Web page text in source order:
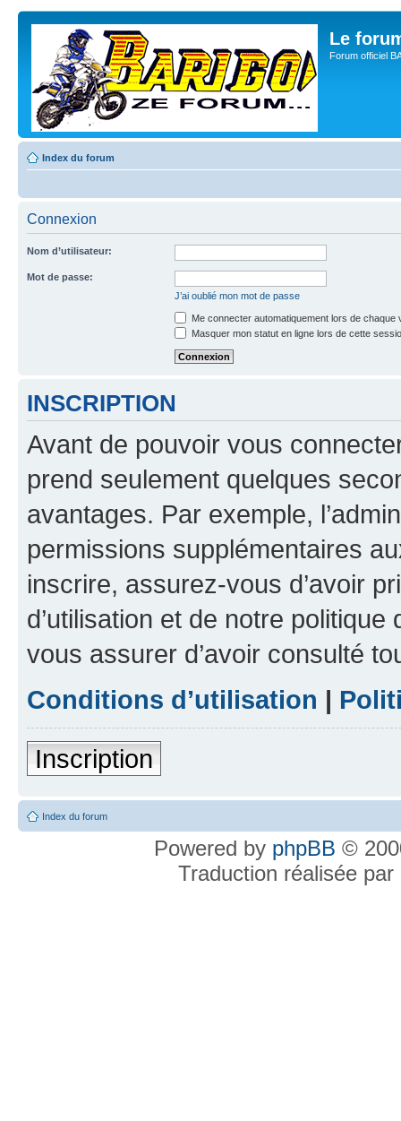
Le
Forum officiel
Index du forum
Connexion
Nom d’utilisateur:
Mot de passe:
J’ai oublié mon mot de passe
Me connecter automatiquement lors de chaque
Masquer mon statut en ligne lors de cette
INSCRIPTION
Avant de pouvoir vous
prend seulement quelques
avantages. Par exemple,
permissions supplémentaires
inscrire, assurez-vous d’avoir
d’utilisation et de notre
vous assurer d’avoir consulté
Conditions d’utilisation |
Inscription
Index du forum
Powered by phpBB ©
Traduction réalisée par